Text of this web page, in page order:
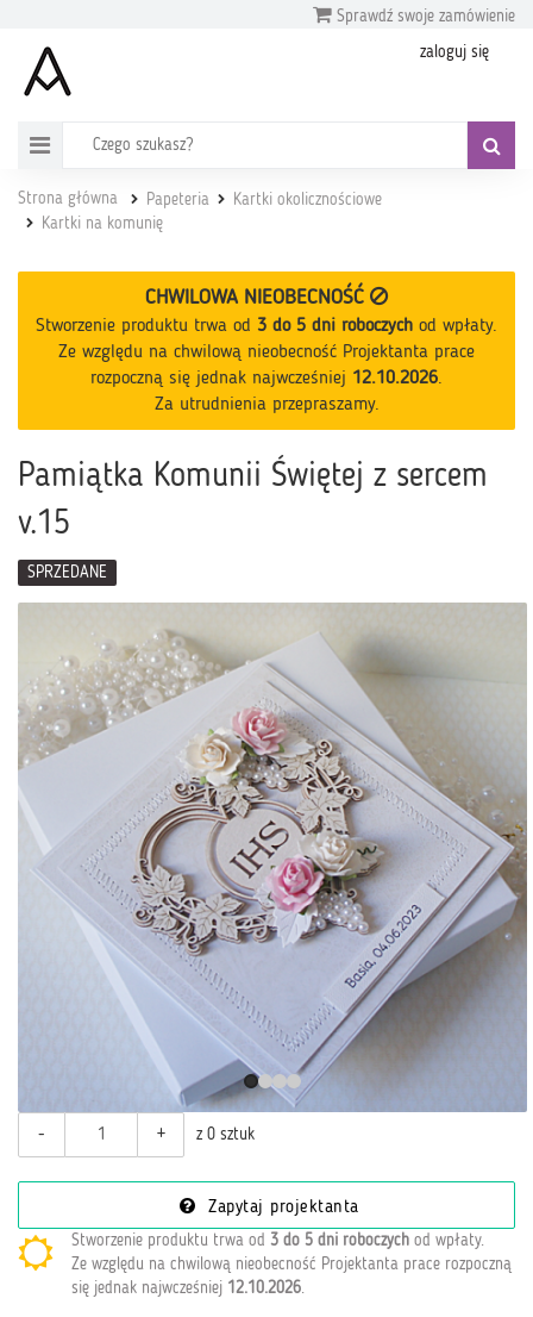
Sprawdź swoje zamówienie
zaloguj się
Strona główna Papeteria
Kartki okolicznościowe
Kartki na komunię
CHWILOWA NIEOBECNOŚĆ
Stworzenie produktu trwa od 3 do 5 dni roboczych od wpłaty.
Ze względu na chwilową nieobecność Projektanta prace
rozpoczną się jednak najwcześniej 12.10.2026.
Za utrudnienia przepraszamy.
Pamiątka Komunii Świętej z sercem
v.15
SPRZEDANE
- + z 0 sztuk
Zapytaj projektanta
Stworzenie produktu trwa od3 do 5 dni roboczych od wpłaty.
Ze względu na chwilową nieobecność Projektanta prace rozpoczną
się jednak najwcześniej 12.10.2026.